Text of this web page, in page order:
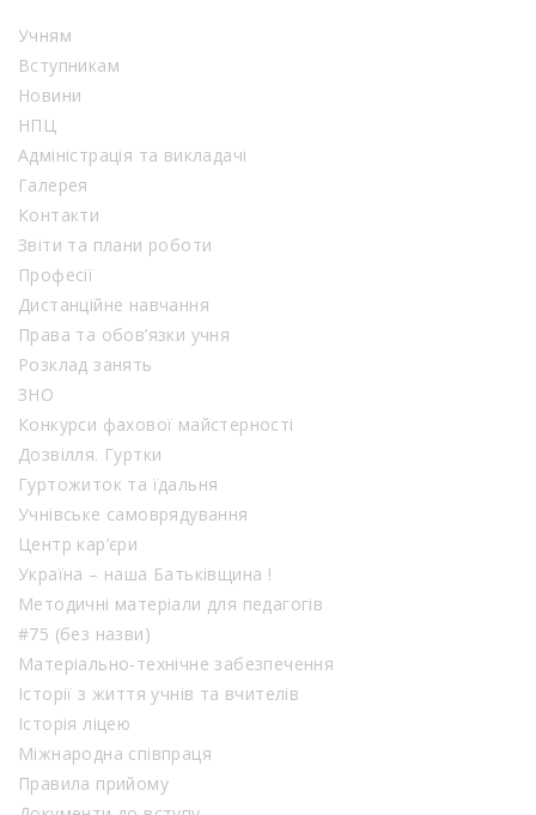
Учням
Вступникам
Новини
НПЦ
Адміністрація та викладачі
Галерея
Контакти
Звіти та плани роботи
Професії
Дистанційне навчання
Права та обов’язки учня
Розклад занять
ЗНО
Конкурси фахової майстерності
Дозвілля. Гуртки
Гуртожиток та їдальня
Учнівське самоврядування
Центр кар’єри
Україна – наша Батьківщина !
Методичні матеріали для педагогів
#75 (без назви)
Матеріально-технічне забезпечення
Історії з життя учнів та вчителів
Історія ліцею
Міжнародна співпраця
Правила прийому